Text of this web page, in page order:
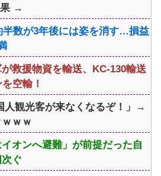
果 →
半数が3年後には姿を消す…損益
救援物資を輸送、KC-130輸送
空輸！
人観光客が来なくなるぞ！」→
ｗｗ
イオンへ避難」が前提だった自
ぐ